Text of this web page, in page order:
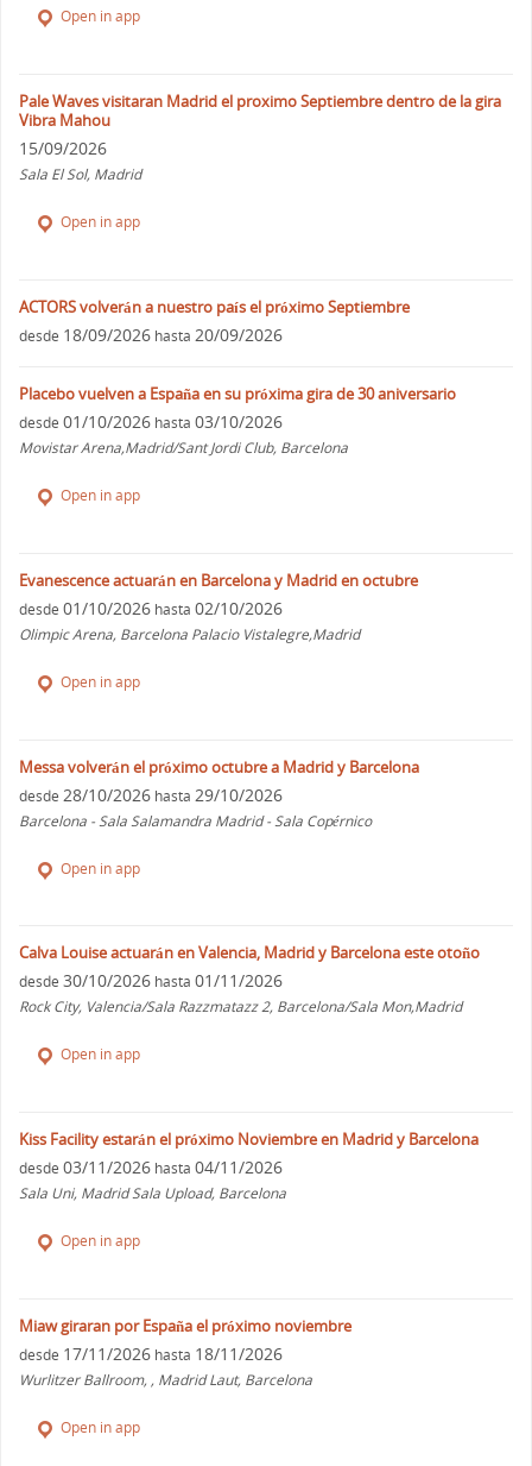
Open in app
Pale Waves visitaran Madrid el proximo Septiembre dentro de la gira
Vibra Mahou
15/09/2026
Sala El Sol, Madrid
Open in app
ACTORS volverán a nuestro país el próximo Septiembre
desde 18/09/2026 hasta 20/09/2026
Placebo vuelven a España en su próxima gira de 30 aniversario
desde 01/10/2026 hasta 03/10/2026
Movistar Arena,Madrid/Sant Jordi Club, Barcelona
Open in app
Evanescence actuarán en Barcelona y Madrid en octubre
desde 01/10/2026 hasta 02/10/2026
Olimpic Arena, Barcelona Palacio Vistalegre,Madrid
Open in app
Messa volverán el próximo octubre a Madrid y Barcelona
desde 28/10/2026 hasta 29/10/2026
Barcelona - Sala Salamandra Madrid - Sala Copérnico
Open in app
Calva Louise actuarán en Valencia, Madrid y Barcelona este otoño
desde 30/10/2026 hasta 01/11/2026
Rock City, Valencia/Sala Razzmatazz 2, Barcelona/Sala Mon,Madrid
Open in app
Kiss Facility estarán el próximo Noviembre en Madrid y Barcelona
desde 03/11/2026 hasta 04/11/2026
Sala Uni, Madrid Sala Upload, Barcelona
Open in app
Miaw giraran por España el próximo noviembre
desde 17/11/2026 hasta 18/11/2026
Wurlitzer Ballroom, , Madrid Laut, Barcelona
Open in app